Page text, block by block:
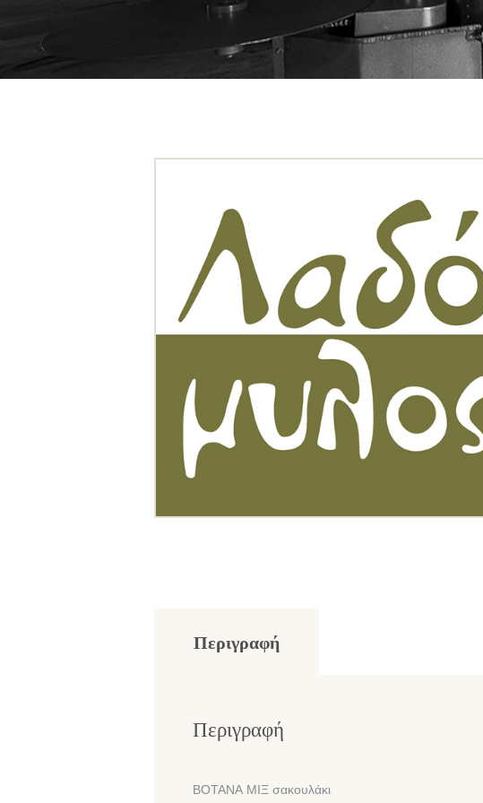
Περιγραφή
Περιγραφή
ΒΟΤΑΝΑ ΜΙΞ σακουλάκι